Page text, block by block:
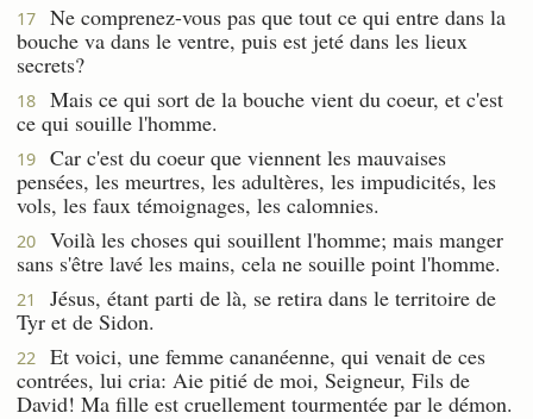
17
Ne comprenez-vous pas que tout ce qui entre dans la
bouche va dans le ventre, puis est jeté dans les lieux
secrets?
18
Mais ce qui sort de la bouche vient du coeur, et c'est
ce qui souille l'homme.
19
Car c'est du coeur que viennent les mauvaises
pensées, les meurtres, les adultères, les impudicités, les
vols, les faux témoignages, les calomnies.
20
Voilà les choses qui souillent l'homme; mais manger
sans s'être lavé les mains, cela ne souille point l'homme.
21
Jésus, étant parti de là, se retira dans le territoire de
Tyr et de Sidon.
22
Et voici, une femme cananéenne, qui venait de ces
contrées, lui cria: Aie pitié de moi, Seigneur, Fils de
David! Ma fille est cruellement tourmentée par le démon.